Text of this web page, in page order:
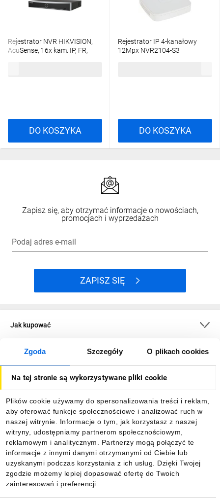
Zgoda Szczegóły O plikach cookies
Na tej stronie są wykorzystywane pliki cookie
Plików cookie używamy do spersonalizowania treści i reklam,
aby oferować funkcje społecznościowe i analizować ruch w
naszej witrynie. Informacje o tym, jak korzystasz z naszej
witryny, udostępniamy partnerom społecznościowym,
reklamowym i analitycznym. Partnerzy mogą połączyć te
informacje z innymi danymi otrzymanymi od Ciebie lub
uzyskanymi podczas korzystania z ich usług. Dzięki Twojej
zgodzie możemy lepiej dopasować ofertę do Twoich
zainteresowań i preferencji.
Rejestrator NVR HIKVISION,
AcuSense, 16x kam. IP, FR,
DO KOSZYKA
Rejestrator IP 4-kanałowy
12Mpx NVR2104-S3
DO KOSZYKA
Zapisz się, aby otrzymać informacje o nowościach,
promocjach i wyprzedażach
Podaj adres e-mail
ZAPISZ SIĘ
Jak kupować
O firmie
Informacje
Pobierz naszą aplikację mobilną: